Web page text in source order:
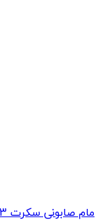
مام صابونی سکرت 73 گرم (...